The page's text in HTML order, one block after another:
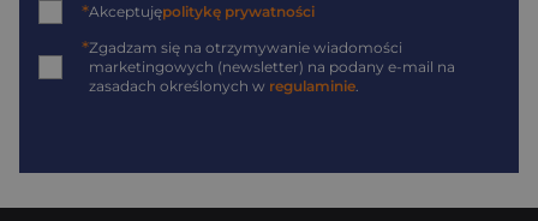
*Akceptujępolitykę prywatności
*Zgadzam się na otrzymywanie wiadomości
marketingowych (newsletter) na podany e-mail na
zasadach określonych w regulaminie.